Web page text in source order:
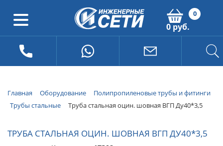
0
0 руб.
Главная Оборудование
Полипропиленовые трубы и фитинги
Трубы стальные
Труба стальная оцин. шовная ВГП Ду40*3,5
ТРУБА СТАЛЬНАЯ ОЦИН. ШОВНАЯ ВГП ДУ40*3,5